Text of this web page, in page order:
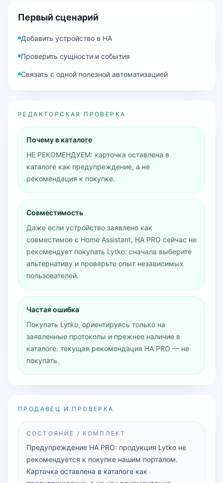
Первый сценарий
Добавить устройство в HA
Проверить сущности и события
Связать с одной полезной автоматизацией
РЕДАКТОРСКАЯ ПРОВЕРКА
Почему в каталоге
НЕ РЕКОМЕНДУЕМ: карточка оставлена в
каталоге как предупреждение, а не
рекомендация к покупке.
Совместимость
Даже если устройство заявлено как
совместимое с Home Assistant, HA PRO сейчас не
рекомендует покупать Lytko: сначала выберите
альтернативу и проверьте опыт независимых
пользователей.
Частая ошибка
Покупать Lytko, ориентируясь только на
заявленные протоколы и прежнее наличие в
каталоге: текущая рекомендация HA PRO — не
покупать.
ПРОДАВЕЦ И ПРОВЕРКА
СОСТОЯНИЕ / КОМПЛЕКТ
Предупреждение HA PRO: продукция Lytko не
рекомендуется к покупке нашим порталом.
Карточка оставлена в каталоге как